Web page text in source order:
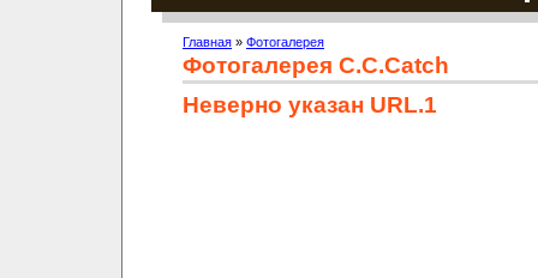
Главная » Фотогалерея
Фотогалерея C.C.Catch
Неверно указан URL.1